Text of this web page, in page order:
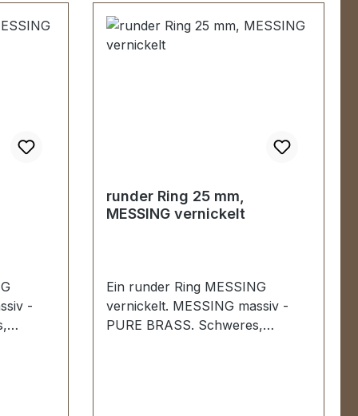
-
runder Ring 25 mm,
MESSING vernickelt
Ein runder Ring MESSING
vernickelt. MESSING massiv -
PURE BRASS. Schweres,